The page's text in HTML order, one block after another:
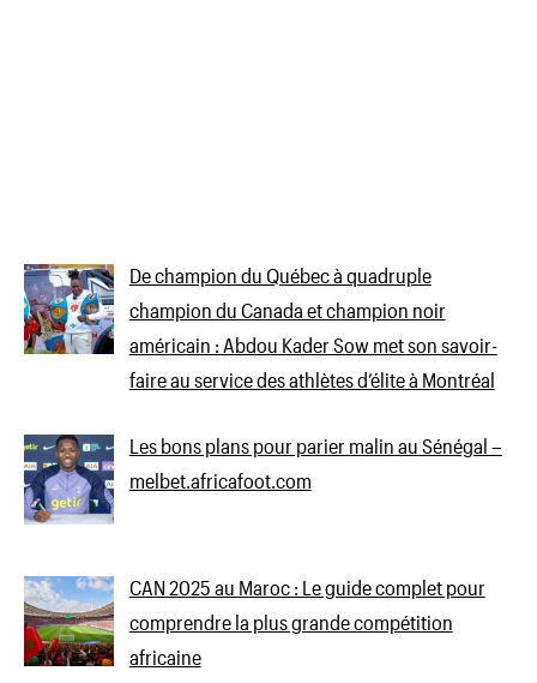
De champion du Québec à quadruple
champion du Canada et champion noir
américain : Abdou Kader Sow met son savoir-
faire au service des athlètes d’élite à Montréal
Les bons plans pour parier malin au Sénégal –
melbet.africafoot.com
CAN 2025 au Maroc : Le guide complet pour
comprendre la plus grande compétition
africaine